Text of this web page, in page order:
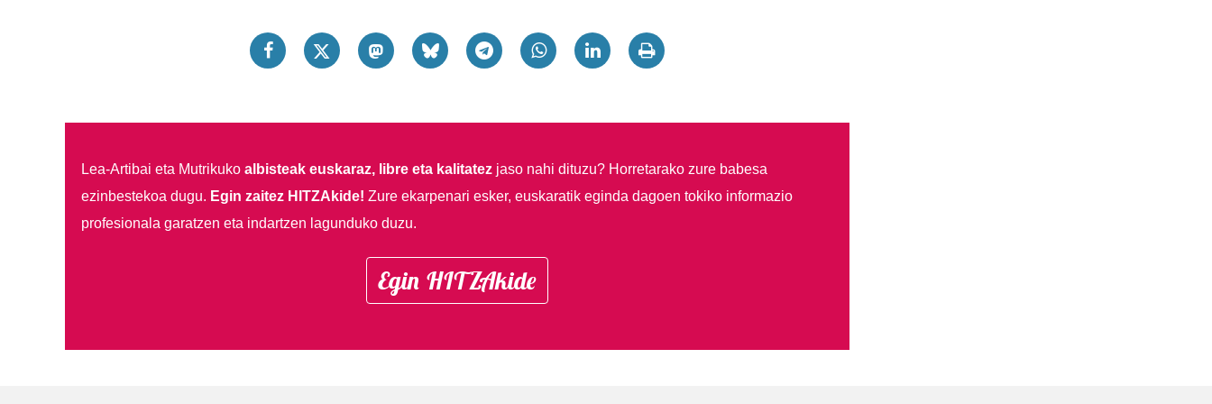
Lea-Artibai eta Mutrikuko albisteak euskaraz, libre eta kalitatezjaso nahi dituzu? Horretarako zure babesa
ezinbestekoa dugu. Egin zaitez HITZAkide! Zure ekarpenari esker, euskaratik eginda dagoen tokiko informazio
profesionala garatzen eta indartzen lagunduko duzu.
Egin HITZAkide